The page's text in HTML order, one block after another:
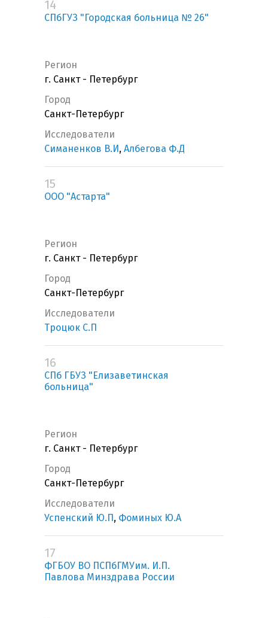
14
СПбГУЗ "Городская больница № 26"
Регион
г. Санкт - Петербург
Город
Санкт-Петербург
Исследователи
Симаненков В.И, Албегова Ф.Д
15
ООО "Астарта"
Регион
г. Санкт - Петербург
Город
Санкт-Петербург
Исследователи
Троцюк С.П
16
СПб ГБУЗ "Елизаветинская
больница"
Регион
г. Санкт - Петербург
Город
Санкт-Петербург
Исследователи
Успенский Ю.П , Фоминых Ю.А
17
ФГБОУ ВО ПСПбГМУим. И.П.
Павлова Минздрава России